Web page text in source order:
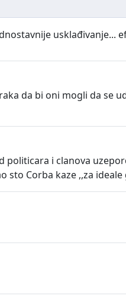
da bi oni mogli da se
i clanova
sto Corba kaze ,,za